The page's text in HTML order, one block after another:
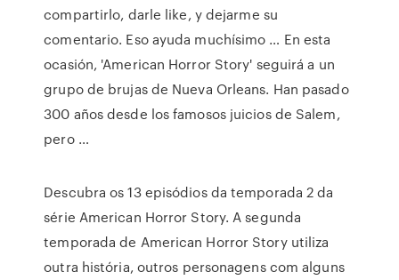
compartirlo, darle like, y dejarme su
comentario. Eso ayuda muchísimo … En esta
ocasión, 'American Horror Story' seguirá a un
grupo de brujas de Nueva Orleans. Han pasado
300 años desde los famosos juicios de Salem,
pero …
Descubra os 13 episódios da temporada 2 da
série American Horror Story. A segunda
temporada de American Horror Story utiliza
outra história, outros personagens com alguns